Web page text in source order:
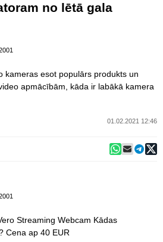
no lētā gala
kameras esot populārs produkts un
apmācībām, kāda ir labākā kamera
01.02.2021 12:46
Streaming Webcam Kādas
Cena ap 40 EUR